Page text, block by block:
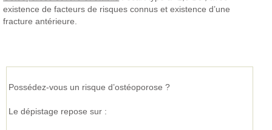
existence de facteurs de risques connus et existence d’une
fracture antérieure.
Possédez-vous un risque d’ostéoporose ?
Le dépistage repose sur :